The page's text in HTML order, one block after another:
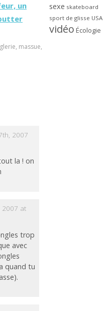
un
, massue,
2007
la ! on
2007 at
trop
avec
quand tu
sexe skateboard
sport de glisse USA
vidéo Écologie